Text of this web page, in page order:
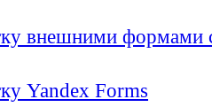
внешними формами
Yandex Forms